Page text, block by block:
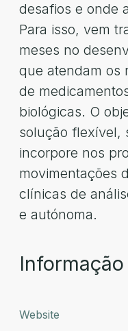
desafios e onde
Para isso, vem
meses no
que atendam os
de
biológicas. O
solução flexível,
incorpore nos
movimentações
clínicas de
e autónoma.
Website